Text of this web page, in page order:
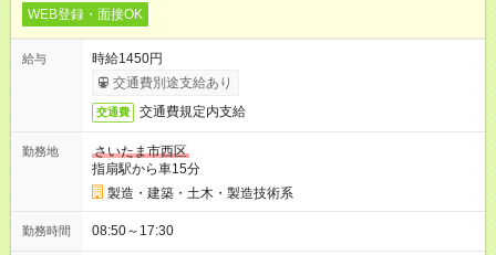
WEB登録・面接OK
給与
時給1450円
交通費別途支給あり
交通費 交通費規定内支給
勤務地
さいたま市西区
指扇駅から車15分
製造・建築・土木・製造技術系
勤務時間 08:50～17:30